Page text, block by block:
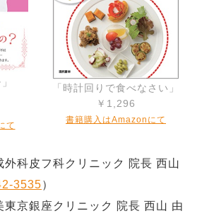
て
「時計回りで食べなさい」
￥1,296
書籍購入はAmazonにて
外科皮フ科クリニック 院長 西山
3535）
東京銀座クリニック 院長 西山 由